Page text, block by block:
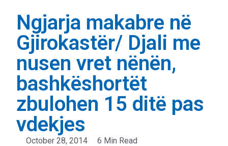
Ngjarja makabre në
Gjirokastër/ Djali me
nusen vret nënën,
bashkëshortët
zbulohen 15 ditë pas
vdekjes
October 28, 2014
6 Min Read